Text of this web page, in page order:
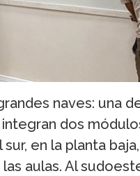
naves: una
dos
en la planta
aulas. Al